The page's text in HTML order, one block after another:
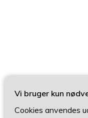
Vi bruger kun
Cookies anvendes